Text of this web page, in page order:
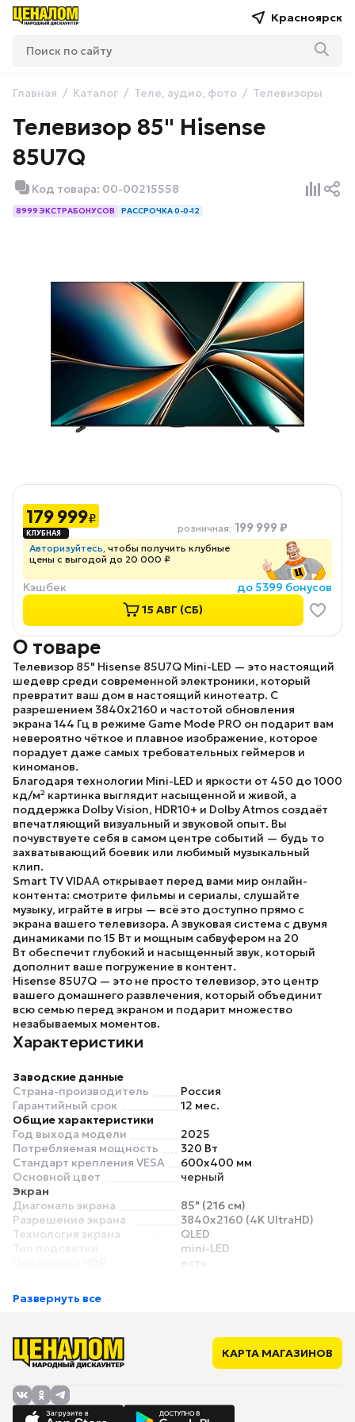
Красноярск
Главная Каталог Теле, аудио, фото Телевизоры
Телевизор 85" Hisense
85U7Q
Код товара: 00-00215558
8999 ЭКСТРАБОНУСОВ РАССРОЧКА 0-0-12
179 999₽
розничная: 199 999 ₽
Авторизуйтесь, чтобы получить клубные
цены с выгодой до 20 000 ₽
Кэшбек
до 5399 бонусов
15 АВГ (СБ)
О товаре
Телевизор 85" Hisense 85U7Q Mini-LED — это настоящий
шедевр среди современной электроники, который
превратит ваш дом в настоящий кинотеатр. С
разрешением 3840x2160 и частотой обновления
экрана 144 Гц в режиме Game Mode PRO он подарит вам
невероятно чёткое и плавное изображение, которое
порадует даже самых требовательных геймеров и
киноманов.
Благодаря технологии Mini-LED и яркости от 450 до 1000
кд/м² картинка выглядит насыщенной и живой, а
поддержка Dolby Vision, HDR10+ и Dolby Atmos создаёт
впечатляющий визуальный и звуковой опыт. Вы
почувствуете себя в самом центре событий — будь то
захватывающий боевик или любимый музыкальный
клип.
Smart TV VIDAA открывает перед вами мир онлайн-
контента: смотрите фильмы и сериалы, слушайте
музыку, играйте в игры — всё это доступно прямо с
экрана вашего телевизора. А звуковая система с двумя
динамиками по15 Вт и мощным сабвуфером на 20
Вт обеспечит глубокий и насыщенный звук, который
дополнит ваше погружение в контент.
Hisense 85U7Q — это не просто телевизор, это центр
вашего домашнего развлечения, который объединит
всю семью перед экраном и подарит множество
незабываемых моментов.
Характеристики
Заводские данные
Страна-производитель
Россия
Гарантийный срок
12 мес.
Общие характеристики
Год выхода модели
2025
Потребляемая мощность
320 Вт
Стандарт крепления VESA
600x400 мм
Основной цвет
черный
Экран
Диагональ экрана
85" (216 см)
Разрешение экрана
3840x2160 (4K UltraHD)
Технология экрана
QLED
Тип подсветки
mini-LED
есть
Частота обновления
Высокая частота развертки
(HSR)
240 Гц
Тип матрицы
Пиковая яркость
Контрастность
5000:1
Развернуть все
КАРТА МАГАЗИНОВ